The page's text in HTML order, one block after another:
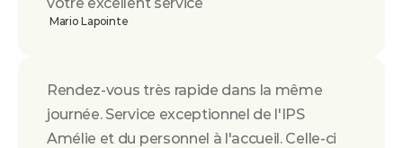
Mario Lapointe
Rendez-vous très rapide dans la même
journée. Service exceptionnel de l'IPS
Amélie et du personnel à l'accueil. Celle-ci